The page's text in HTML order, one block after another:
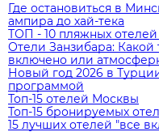
Где остановиться в
ампира до хай‑тека
ТОП - 10 пляжных
Отели Занзибара: Какой
включено или
Новый год 2026 в
программой
Топ-15 отелей Москвы
Топ-15 бронируемых
15 лучших отелей "все